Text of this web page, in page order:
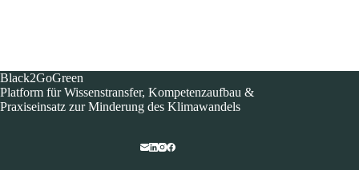
Black2GoGreen
Platform für Wissenstransfer, Kompetenzaufbau &
Praxiseinsatz zur Minderung des Klimawandels​